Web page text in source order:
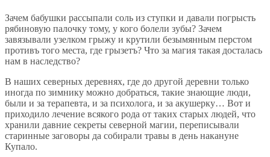
Зачем бабушки рассыпали соль из ступки и давали погрысть
рябиновую палочку тому, у кого болели зубы? Зачем
завязывали узелком грыжу и крутили безымянным перстом
противъ того места, где грызетъ? Что за магия такая досталась
нам в наследство?
В наших северных деревнях, где до другой деревни только
иногда по зимнику можно добраться, такие знающие люди,
были и за терапевта, и за психолога, и за акушерку… Вот и
приходило лечение всякого рода от таких старых людей, что
хранили давние секреты северной магии, переписывали
старинные заговоры да собирали травы в день накануне
Купало.